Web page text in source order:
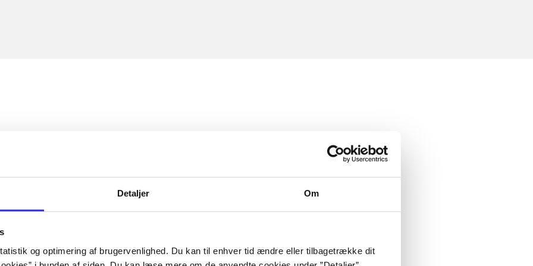
Detaljer Om
og optimering af brugervenlighed. Du kan til enhver tid ændre eller tilbagetrække dit